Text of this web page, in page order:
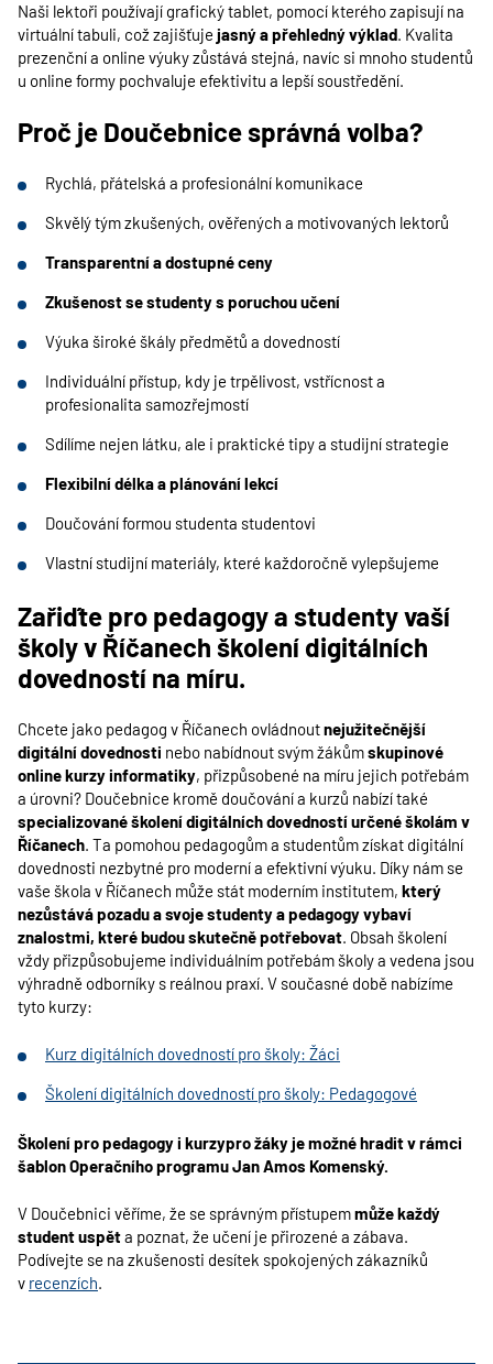
Naši lektoři používají grafický tablet, pomocí kterého zapisují na
virtuální tabuli, což zajišťuje jasný a přehledný výklad. Kvalita
prezenční a online výuky zůstává stejná, navíc si mnoho studentů
u online formy pochvaluje efektivitu a lepší soustředění.
Proč je Doučebnice správná volba?
Rychlá, přátelská a profesionální komunikace
Skvělý tým zkušených, ověřených a motivovaných lektorů
Transparentní a dostupné ceny
Zkušenost se studenty s poruchou učení
Výuka široké škály předmětů a dovedností
Individuální přístup, kdy je trpělivost, vstřícnost a
profesionalita samozřejmostí
Sdílíme nejen látku, ale i praktické tipy a studijní strategie
Flexibilní délka a plánování lekcí
Doučování formou studenta studentovi
Vlastní studijní materiály, které každoročně vylepšujeme
Zařiďte pro pedagogy a studenty vaší
školy v Říčanech školení digitálních
dovedností na míru.
Chcete jako pedagog v Říčanech ovládnoutnejužitečnější
digitální dovednosti nebo nabídnout svým žákůmskupinové
online kurzy informatiky, přizpůsobené na míru jejich potřebám
a úrovni? Doučebnice kromě doučování a kurzů nabízí také
specializované školení digitálních dovedností určené školám v
Říčanech. Ta pomohou pedagogům a studentům získat digitální
dovednosti nezbytné pro moderní a efektivní výuku. Díky nám se
vaše škola v Říčanech může stát moderním institutem, který
nezůstává pozadu a svoje studenty a pedagogy vybaví
znalostmi, které budou skutečně potřebovat. Obsah školení
vždy přizpůsobujeme individuálním potřebám školy a vedena jsou
výhradně odborníky s reálnou praxí. V současné době nabízíme
tyto kurzy:
Kurz digitálních dovedností pro školy: Žáci
Školení digitálních dovedností pro školy: Pedagogové
Školení pro pedagogy i kurzypro žáky je možné hradit v rámci
šablon Operačního programu Jan Amos Komenský.
V Doučebnici věříme, že se správným přístupemmůže každý
student uspěta poznat, že učení je přirozené a zábava.
Podívejte se na zkušenosti desítek spokojených zákazníků
v recenzích.